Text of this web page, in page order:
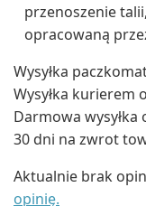
przenoszenie
opracowaną
Wysyłka
Wysyłka kurierem
Darmowa wysyłka
30 dni na zwrot
Aktualnie brak
opinię.